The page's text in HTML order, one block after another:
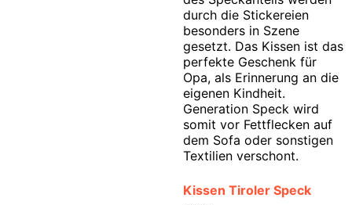
Kissen Tiroler Speck